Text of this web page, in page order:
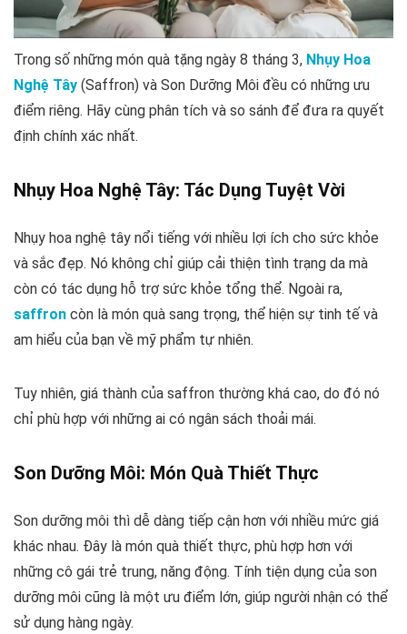
Trong số những món quà tặng ngày 8 tháng 3, Nhụy Hoa
Nghệ Tây (Saffron) và Son Dưỡng Môi đều có những ưu
điểm riêng. Hãy cùng phân tích và so sánh để đưa ra quyết
định chính xác nhất.
Nhụy Hoa Nghệ Tây: Tác Dụng Tuyệt Vời
Nhụy hoa nghệ tây nổi tiếng với nhiều lợi ích cho sức khỏe
và sắc đẹp. Nó không chỉ giúp cải thiện tình trạng da mà
còn có tác dụng hỗ trợ sức khỏe tổng thể. Ngoài ra,
saffron còn là món quà sang trọng, thể hiện sự tinh tế và
am hiểu của bạn về mỹ phẩm tự nhiên.
Tuy nhiên, giá thành của saffron thường khá cao, do đó nó
chỉ phù hợp với những ai có ngân sách thoải mái.
Son Dưỡng Môi: Món Quà Thiết Thực
Son dưỡng môi thì dễ dàng tiếp cận hơn với nhiều mức giá
khác nhau. Đây là món quà thiết thực, phù hợp hơn với
những cô gái trẻ trung, năng động. Tính tiện dụng của son
dưỡng môi cũng là một ưu điểm lớn, giúp người nhận có thể
sử dụng hàng ngày.